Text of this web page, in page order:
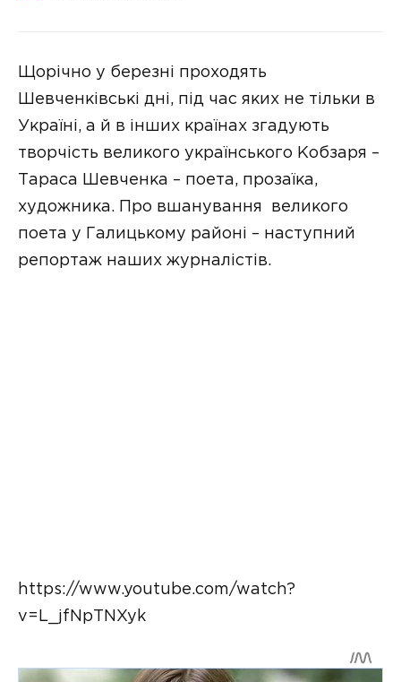
Щорічно у березні проходять
Шевченківські дні, під час яких не тільки в
Україні, а й в інших країнах згадують
творчість великого українського Кобзаря –
Тараса Шевченка – поета, прозаїка,
художника. Про вшанування великого
поета у Галицькому районі – наступний
репортаж наших журналістів.
https://www.youtube.com/watch?
v=L_jfNpTNXyk